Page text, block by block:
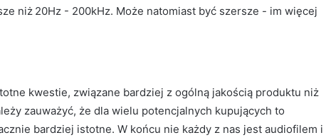
niż 20Hz - 200kHz. Może natomiast być szersze - im więcej
kwestie, związane bardziej z ogólną jakością produktu niż
zauważyć, że dla wielu potencjalnych kupujących to
bardziej istotne. W końcu nie każdy z nas jest audiofilem i